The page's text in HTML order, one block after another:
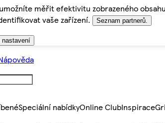
měřit efektivitu zobrazeného
vaše zařízení.
Seznam partnerů.
nastavení
Speciální nabídkyOnline ClubInspirace